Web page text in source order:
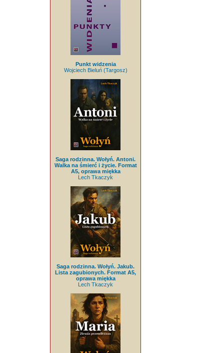
Punkt widzenia
Wojciech Bieluń (Targosz)
Saga rodzinna. Wołyń. Antoni.
Walka na śmierć i życie. Format
A5, oprawa miękka
Lech Tkaczyk
Saga rodzinna. Wołyń. Jakub.
Lista zagubionych. Format A5,
oprawa miękka
Lech Tkaczyk